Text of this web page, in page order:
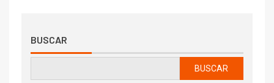
BUSCAR
BUSCAR